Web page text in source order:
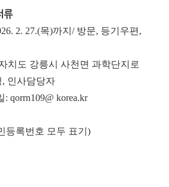
류
2. 27.(목)까지/ 방문, 등기우편,
치도 강릉시 사천면 과학단지로
, 인사담당자
qorrn109@ korea.kr
등록번호 모두 표기)